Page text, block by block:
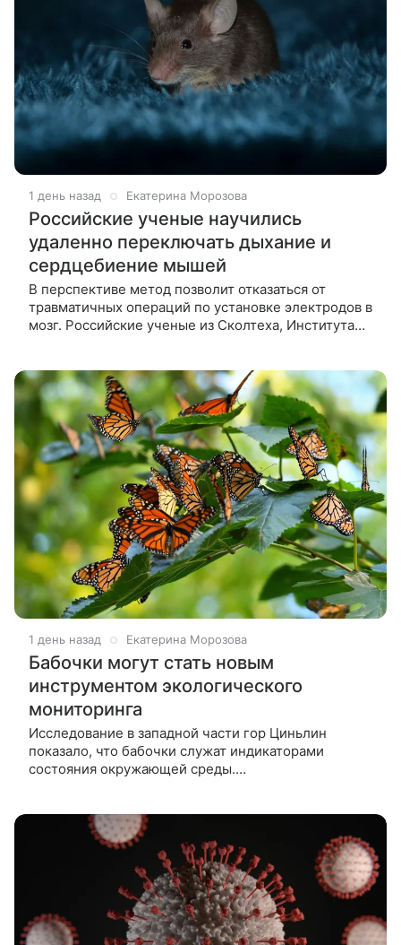
1 день назад Екатерина Морозова
Российские ученые научились
удаленно переключать дыхание и
сердцебиение мышей
В перспективе метод позволит отказаться от
травматичных операций по установке электродов в
мозг. Российские ученые из Сколтеха, Института
1 день назад Екатерина Морозова
Бабочки могут стать новым
инструментом экологического
мониторинга
Исследование в западной части гор Циньлин
показало, что бабочки служат индикаторами
состояния окружающей среды.
изменениям. Бабочки —